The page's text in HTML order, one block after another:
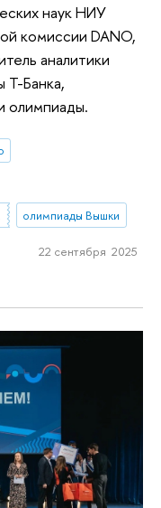
наук НИУ
комиссии DANO,
аналитики
Т-Банка,
олимпиады.
олимпиады Вышки
22 сентября 2025